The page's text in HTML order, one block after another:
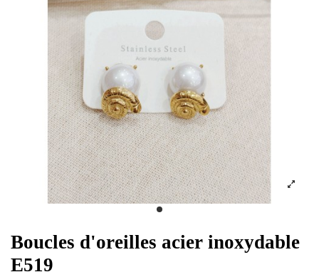
Boucles d'oreilles acier inoxydable
E519